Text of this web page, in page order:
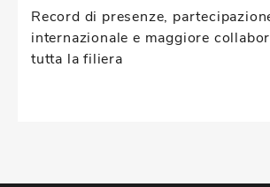
Record di presenze,
internazionale e maggiore
tutta la filiera